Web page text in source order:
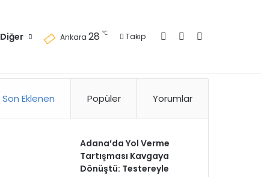
Diğer Ankara 28 ℃ Takip Kayıt OlKenar Bölmesi
Son Eklenen Popüler Yorumlar
Adana’da Yol Verme
Tartışması Kavgaya
Dönüştü: Testereyle